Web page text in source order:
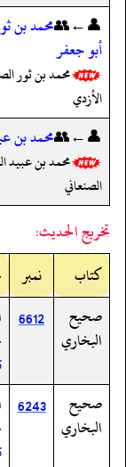
👤←👥محمد بن
أبو جعفر
محمد بن ثور
الأزدي
👤←👥محمد بن
محمد بن عبيد
الصنعاني
تخريج الحديث:
کتاب
نمبر
صحيح
البخاري
6612
صحيح
البخاري
6243